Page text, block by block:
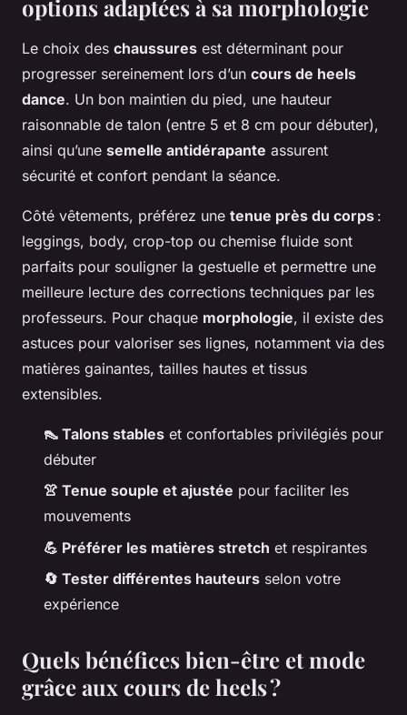
options adaptées à sa morphologie
Le choix des chaussures est déterminant pour
progresser sereinement lors d’un cours de heels
dance. Un bon maintien du pied, une hauteur
raisonnable de talon (entre 5 et 8 cm pour débuter),
ainsi qu’une semelle antidérapante assurent
sécurité et confort pendant la séance.
Côté vêtements, préférez une tenue près du corps :
leggings, body, crop-top ou chemise fluide sont
parfaits pour souligner la gestuelle et permettre une
meilleure lecture des corrections techniques par les
professeurs. Pour chaque morphologie, il existe des
astuces pour valoriser ses lignes, notamment via des
matières gainantes, tailles hautes et tissus
extensibles.
👠 Talons stables et confortables privilégiés pour
débuter
👚 Tenue souple et ajustée pour faciliter les
mouvements
💪 Préférer les matières stretch et respirantes
🔄 Tester différentes hauteurs selon votre
expérience
Quels bénéfices bien-être et mode
grâce aux cours de heels ?